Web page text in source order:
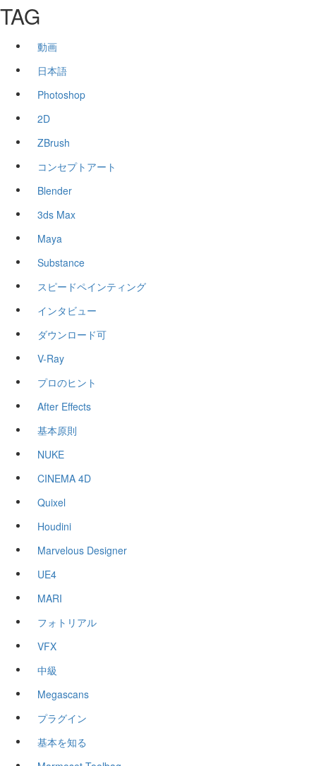
TAG
動画
日本語
Photoshop
2D
ZBrush
コンセプトアート
Blender
3ds Max
Maya
Substance
スピードペインティング
インタビュー
ダウンロード可
V-Ray
プロのヒント
After Effects
基本原則
NUKE
CINEMA 4D
Quixel
Houdini
Marvelous Designer
UE4
MARI
フォトリアル
VFX
中級
Megascans
プラグイン
基本を知る